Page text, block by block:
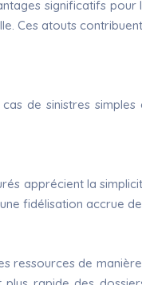
significatifs
Ces atouts
de sinistres
apprécient la
fidélisation accrue
ressources de